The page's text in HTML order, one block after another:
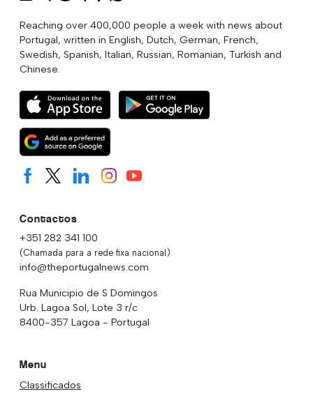
Reaching over 400,000 people a week with news about
Portugal, written in English, Dutch, German, French,
Swedish, Spanish, Italian, Russian, Romanian, Turkish and
Chinese.
Contactos
+351 282 341 100
(Chamada para a rede fixa nacional)
info@theportugalnews.com
Rua Municipio de S Domingos
Urb. Lagoa Sol, Lote 3 r/c
8400-357 Lagoa - Portugal
Menu
Classificados